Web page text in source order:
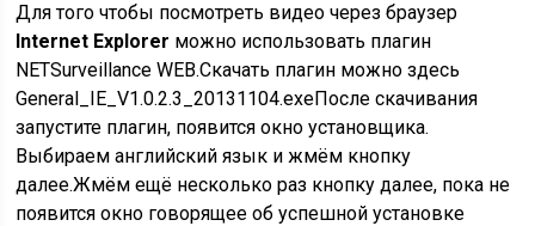
Для того чтобы посмотреть видео через браузер
Internet Explorer можно использовать плагин
NETSurveillance WEB.Скачать плагин можно здесь
General_IE_V1.0.2.3_20131104.exeПосле скачивания
запустите плагин, появится окно установщика.
Выбираем английский язык и жмём кнопку
далее.Жмём ещё несколько раз кнопку далее, пока не
появится окно говорящее об успешной установке